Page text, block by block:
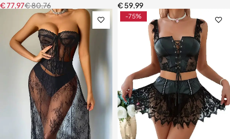
€80,76
€77,97
€ 59,99
-75%